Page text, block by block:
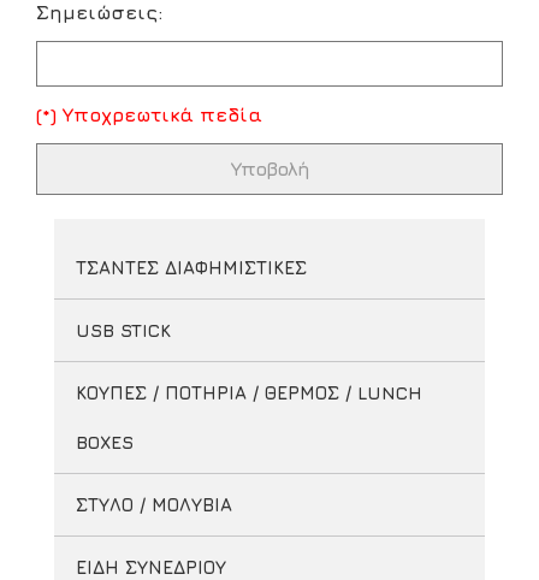
Σημειώσεις:
(*) Υποχρεωτικά πεδία
ΤΣΑΝΤΕΣ ΔΙΑΦΗΜΙΣΤΙΚΕΣ
USB STICK
ΚΟΥΠΕΣ / ΠΟΤΗΡΙΑ / ΘΕΡΜΟΣ / LUNCH
BOXES
ΣΤΥΛΟ / ΜΟΛΥΒΙΑ
ΕΙΔΗ ΣΥΝΕΔΡΙΟΥ